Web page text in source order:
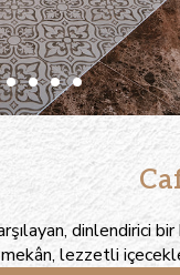
dinlendirici
lezzetli